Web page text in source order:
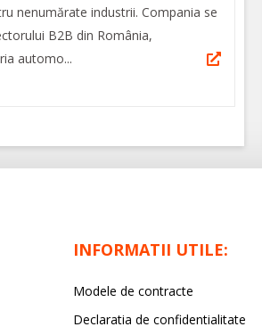
nenumărate industrii. Compania se
B2B din România,
automo...
INFORMATII UTILE:
Modele de contracte
Declaratia de confidentialitate